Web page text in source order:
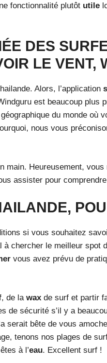
fonctionnalité plutôt utile
DES
LE VENT,
Alors, l’application
est beaucoup plus
du monde où
nous vous
Heureusement, vous
assister pour
si vous souhaitez
chercher le meilleur spot
vous avez prévu de
, de la wax de surf et partir
de sécurité s’il y a
serait bête de vous
tenons nos plages de
à l’eau. Excellent surf !